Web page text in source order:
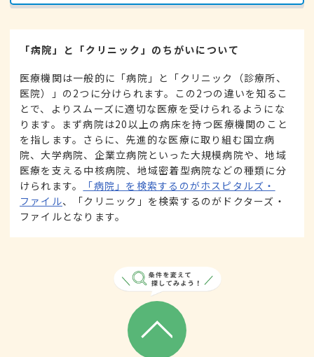
「病院」と「クリニック」のちがいについて
医療機関は一般的に「病院」と「クリニック（診療所、
医院）」の2つに分けられます。この2つの違いを知るこ
とで、よりスムーズに適切な医療を受けられるようにな
ります。まず病院は20以上の病床を持つ医療機関のこと
を指します。さらに、先進的な医療に取り組む国立病
院、大学病院、企業立病院といった大規模病院や、地域
医療を支える中核病院、地域密着型病院などの種類に分
けられます。
「病院」を検索するのがホスピタルズ・
ファイル、「クリニック」を検索するのがドクターズ・
ファイルとなります。